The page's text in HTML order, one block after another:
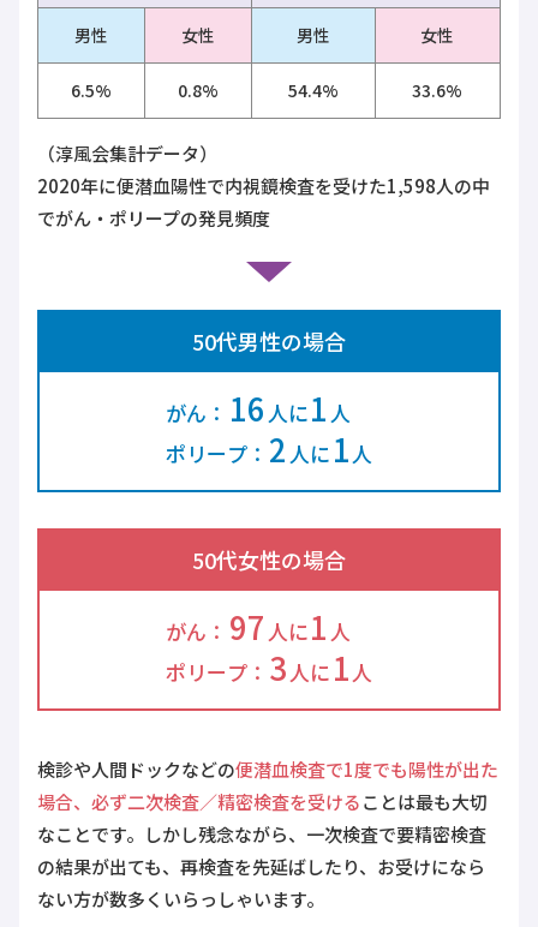
男性 女性 男性 女性
6.5% 0.8% 54.4% 33.6%
（淳風会集計データ）
2020年に便潜血陽性で内視鏡検査を受けた1,598人の中
でがん・ポリープの発見頻度
50代男性の場合
がん： 16 人に1 人
ポリープ： 2 人に 1 人
50代女性の場合
がん： 97 人に1 人
ポリープ： 3 人に 1 人
検診や人間ドックなどの便潜血検査で1度でも陽性が出た
場合、必ず二次検査／精密検査を受けることは最も大切
なことです。しかし残念ながら、一次検査で要精密検査
の結果が出ても、再検査を先延ばしたり、お受けになら
ない方が数多くいらっしゃいます。